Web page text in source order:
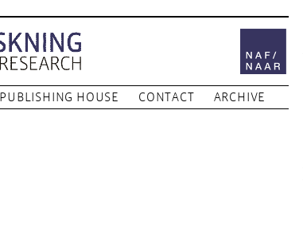
HOUSE CONTACT ARCHIVE